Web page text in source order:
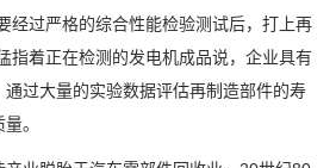
过严格的综合性能检验测试后，打上再
指着正在检测的发电机成品说，企业具有
过大量的实验数据评估再制造部件的寿
。